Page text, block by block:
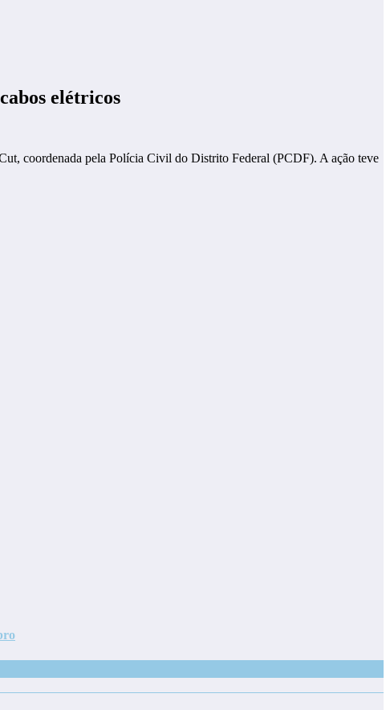
elétricos
coordenada pela Polícia Civil do Distrito Federal (PCDF). A ação teve